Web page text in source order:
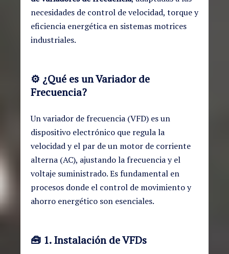
necesidades de control de velocidad, torque y
eficiencia energética en sistemas motrices
industriales.
⚙️ ¿Qué es un Variador de
Frecuencia?
Un variador de frecuencia (VFD) es un
dispositivo electrónico que regula la
velocidad y el par de un motor de corriente
alterna (AC), ajustando la frecuencia y el
voltaje suministrado. Es fundamental en
procesos donde el control de movimiento y
ahorro energético son esenciales.
🧰 1. Instalación de VFDs